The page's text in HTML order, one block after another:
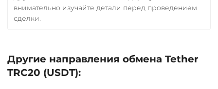
внимательно изучайте детали перед проведением
сделки.
Другие направления обмена Tether
TRC20 (USDT):